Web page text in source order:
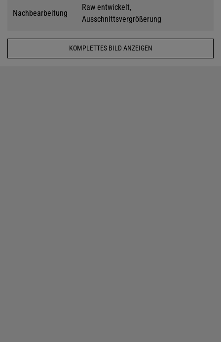
Nachbearbeitung
Raw entwickelt,
Ausschnittsvergrößerung
KOMPLETTES BILD ANZEIGEN